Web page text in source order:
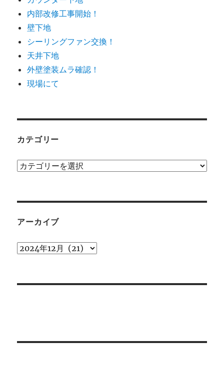
内部改修工事開始！
壁下地
シーリングファン交換！
天井下地
外壁塗装ムラ確認！
現場にて
カテゴリー
カ
ー
アーカイブ
ア